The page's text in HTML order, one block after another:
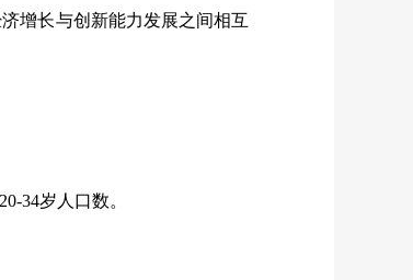
增长与创新能力发展之间相互
34岁人口数。